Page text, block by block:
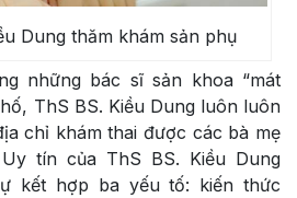
Dung thăm khám sản phụ
những bác sĩ sản khoa “mát
ThS BS. Kiều Dung luôn luôn
chỉ khám thai được các bà mẹ
tín của ThS BS. Kiều Dung
kết hợp ba yếu tố: kiến thức